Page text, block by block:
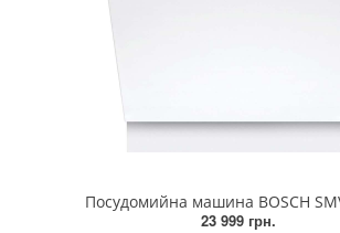
23 999 грн.